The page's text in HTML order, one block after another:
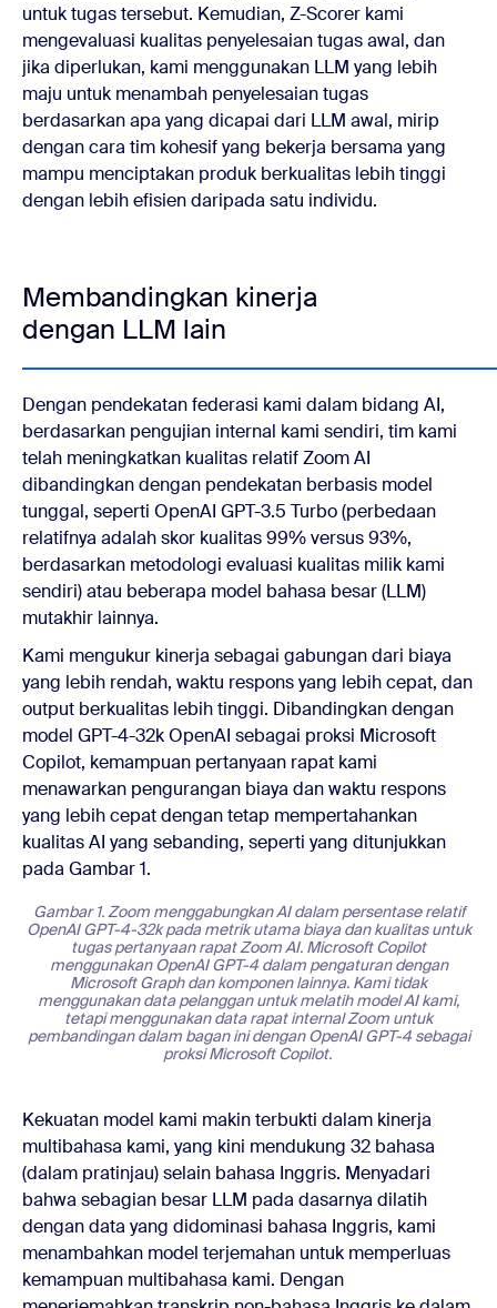
untuk tugas tersebut. Kemudian, Z-Scorer kami
mengevaluasi kualitas penyelesaian tugas awal, dan
jika diperlukan, kami menggunakan LLM yang lebih
maju untuk menambah penyelesaian tugas
berdasarkan apa yang dicapai dari LLM awal, mirip
dengan cara tim kohesif yang bekerja bersama yang
mampu menciptakan produk berkualitas lebih tinggi
dengan lebih efisien daripada satu individu.
Membandingkan kinerja
dengan LLM lain
Dengan pendekatan federasi kami dalam bidang AI,
berdasarkan pengujian internal kami sendiri, tim kami
telah meningkatkan kualitas relatif Zoom AI
dibandingkan dengan pendekatan berbasis model
tunggal, seperti OpenAI GPT-3.5 Turbo (perbedaan
relatifnya adalah skor kualitas 99% versus 93%,
berdasarkan metodologi evaluasi kualitas milik kami
sendiri) atau beberapa model bahasa besar (LLM)
mutakhir lainnya.
Kami mengukur kinerja sebagai gabungan dari biaya
yang lebih rendah, waktu respons yang lebih cepat, dan
output berkualitas lebih tinggi. Dibandingkan dengan
model GPT-4-32k OpenAI sebagai proksi Microsoft
Copilot, kemampuan pertanyaan rapat kami
menawarkan pengurangan biaya dan waktu respons
yang lebih cepat dengan tetap mempertahankan
kualitas AI yang sebanding, seperti yang ditunjukkan
pada Gambar 1.
Gambar 1. Zoom menggabungkan AI dalam persentase relatif
OpenAI GPT-4-32k pada metrik utama biaya dan kualitas untuk
tugas pertanyaan rapat Zoom AI. Microsoft Copilot
menggunakan OpenAI GPT-4 dalam pengaturan dengan
Microsoft Graph dan komponen lainnya. Kami tidak
menggunakan data pelanggan untuk melatih model AI kami,
tetapi menggunakan data rapat internal Zoom untuk
pembandingan dalam bagan ini dengan OpenAI GPT-4 sebagai
proksi Microsoft Copilot.
Kekuatan model kami makin terbukti dalam kinerja
multibahasa kami, yang kini mendukung 32 bahasa
(dalam pratinjau) selain bahasa Inggris. Menyadari
bahwa sebagian besar LLM pada dasarnya dilatih
dengan data yang didominasi bahasa Inggris, kami
menambahkan model terjemahan untuk memperluas
kemampuan multibahasa kami. Dengan